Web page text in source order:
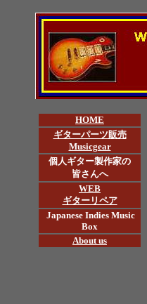
HOME
ギターパーツ販売
Musicgear
個人ギター製作家の
皆さんへ
WEB
ギターリペア
Japanese Indies Music
Box
About us